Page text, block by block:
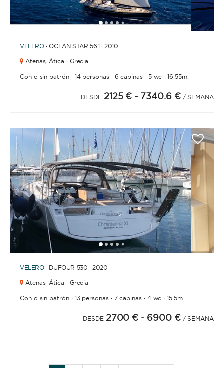
12345 6789101112131415161718192021
VELERO · OCEAN STAR 56.1 · 2010
Atenas, Ática · Grecia
Con o sin patrón· 14 personas· 6 cabinas· 5 wc ·16.55m.
DESDE 2125 € - 7340.6 € / SEMANA
12345 67
VELERO · DUFOUR 530 · 2020
Atenas, Ática · Grecia
Con o sin patrón· 13 personas· 7 cabinas· 4 wc ·15.5m.
DESDE 2700 € - 6900 € / SEMANA